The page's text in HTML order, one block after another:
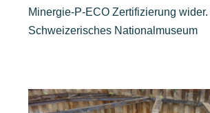
Minergie-P-ECO Zertifizierung
Schweizerisches Nationalmuseum